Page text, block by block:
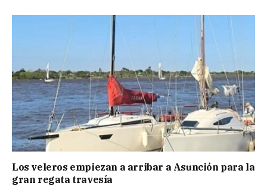
Los veleros empiezan a arribar a Asunción para la
gran regata travesía